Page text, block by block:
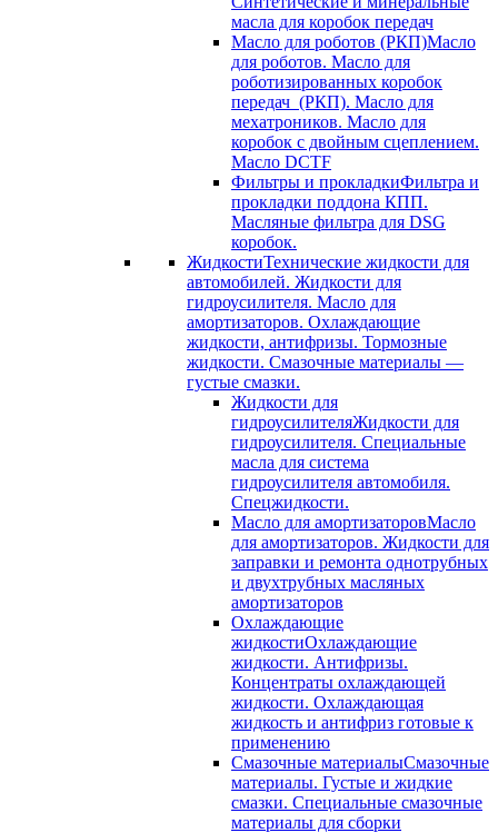
масла для коробок передач
Масло для роботов (РКП)Масло
для роботов. Масло для
роботизированных коробок
передач (РКП). Масло для
мехатроников. Масло для
коробок с двойным сцеплением.
Масло DCTF
Фильтры и прокладкиФильтра и
прокладки поддона КПП.
Масляные фильтра для DSG
коробок.
ЖидкостиТехнические жидкости для
автомобилей. Жидкости для
гидроусилителя. Масло для
амортизаторов. Охлаждающие
жидкости, антифризы. Тормозные
жидкости. Смазочные материалы —
густые смазки.
Жидкости для
гидроусилителяЖидкости для
гидроусилителя. Специальные
масла для система
гидроусилителя автомобиля.
Спецжидкости.
Масло для амортизаторовМасло
для амортизаторов. Жидкости для
заправки и ремонта однотрубных
и двухтрубных масляных
амортизаторов
Охлаждающие
жидкостиОхлаждающие
жидкости. Антифризы.
Концентраты охлаждающей
жидкости. Охлаждающая
жидкость и антифриз готовые к
применению
Смазочные материалыСмазочные
материалы. Густые и жидкие
смазки. Специальные смазочные
материалы для сборки